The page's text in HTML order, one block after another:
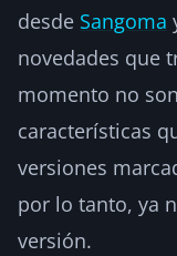
desde Sangoma
novedades que
momento no
características
versiones
por lo tanto, ya
versión.